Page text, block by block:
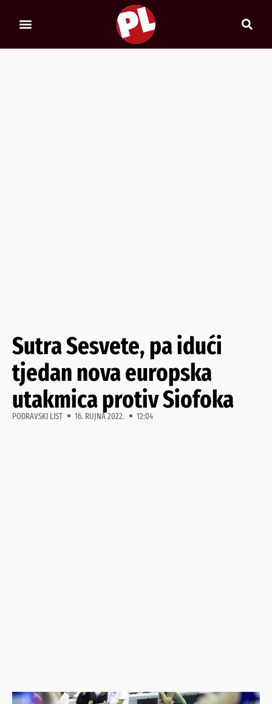
Sutra Sesvete, pa idući
tjedan nova europska
utakmica protiv Siofoka
PODRAVSKI LIST 16. RUJNA 2022. 12:04